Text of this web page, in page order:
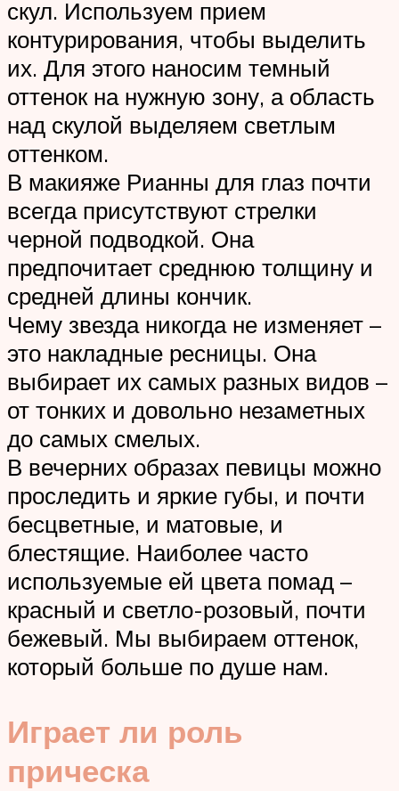
скул. Используем прием
контурирования, чтобы выделить
их. Для этого наносим темный
оттенок на нужную зону, а область
над скулой выделяем светлым
оттенком.
В макияже Рианны для глаз почти
всегда присутствуют стрелки
черной подводкой. Она
предпочитает среднюю толщину и
средней длины кончик.
Чему звезда никогда не изменяет –
это накладные ресницы. Она
выбирает их самых разных видов –
от тонких и довольно незаметных
до самых смелых.
В вечерних образах певицы можно
проследить и яркие губы, и почти
бесцветные, и матовые, и
блестящие. Наиболее часто
используемые ей цвета помад –
красный и светло-розовый, почти
бежевый. Мы выбираем оттенок,
который больше по душе нам.
Играет ли роль
прическа